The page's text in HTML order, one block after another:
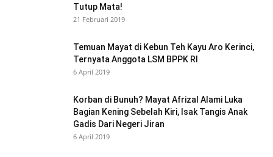
Tutup Mata!
21 Februari 2019
Temuan Mayat di Kebun Teh Kayu Aro Kerinci,
Ternyata Anggota LSM BPPK RI
6 April 2019
Korban di Bunuh? Mayat Afrizal Alami Luka
Bagian Kening Sebelah Kiri, Isak Tangis Anak
Gadis Dari Negeri Jiran
6 April 2019